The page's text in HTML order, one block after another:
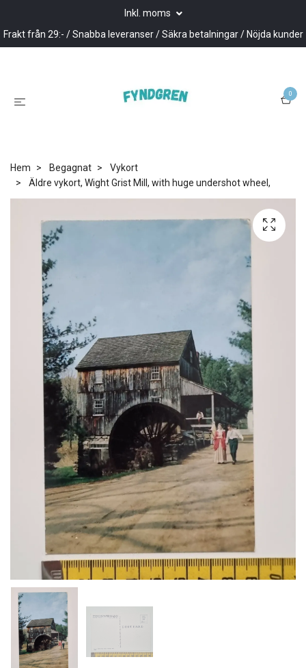
Inkl. moms
Frakt från 29:- / Snabba leveranser / Säkra betalningar / Nöjda kunder
0
Hem Begagnat
Vykort
Äldre vykort, Wight Grist Mill, with huge undershot wheel,